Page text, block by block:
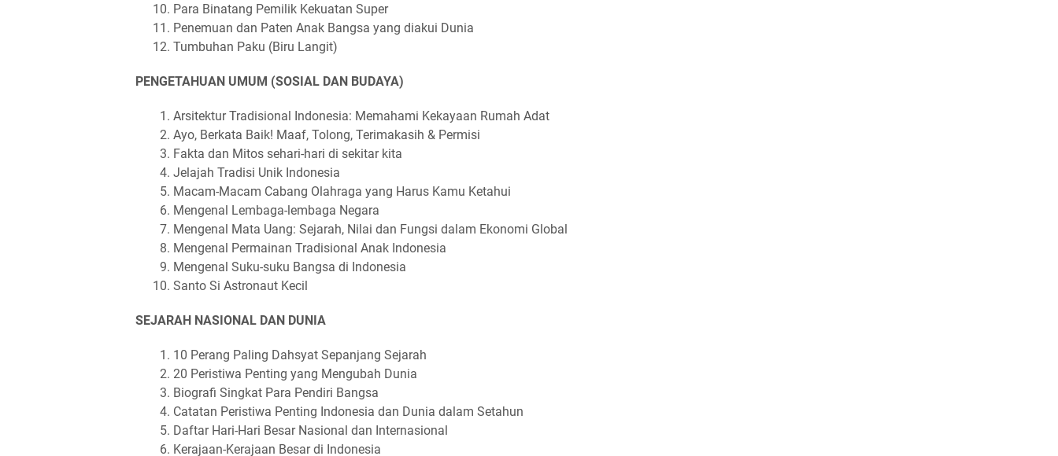
Para Binatang Pemilik Kekuatan Super
Penemuan dan Paten Anak Bangsa yang diakui Dunia
Tumbuhan Paku (Biru Langit)
PENGETAHUAN UMUM (SOSIAL DAN BUDAYA)
Arsitektur Tradisional Indonesia: Memahami Kekayaan Rumah Adat
Ayo, Berkata Baik! Maaf, Tolong, Terimakasih & Permisi
Fakta dan Mitos sehari-hari di sekitar kita
Jelajah Tradisi Unik Indonesia
Macam-Macam Cabang Olahraga yang Harus Kamu Ketahui
Mengenal Lembaga-lembaga Negara
Mengenal Mata Uang: Sejarah, Nilai dan Fungsi dalam Ekonomi Global
Mengenal Permainan Tradisional Anak Indonesia
Mengenal Suku-suku Bangsa di Indonesia
Santo Si Astronaut Kecil
SEJARAH NASIONAL DAN DUNIA
10 Perang Paling Dahsyat Sepanjang Sejarah
20 Peristiwa Penting yang Mengubah Dunia
Biografi Singkat Para Pendiri Bangsa
Catatan Peristiwa Penting Indonesia dan Dunia dalam Setahun
Daftar Hari-Hari Besar Nasional dan Internasional
Kerajaan-Kerajaan Besar di Indonesia